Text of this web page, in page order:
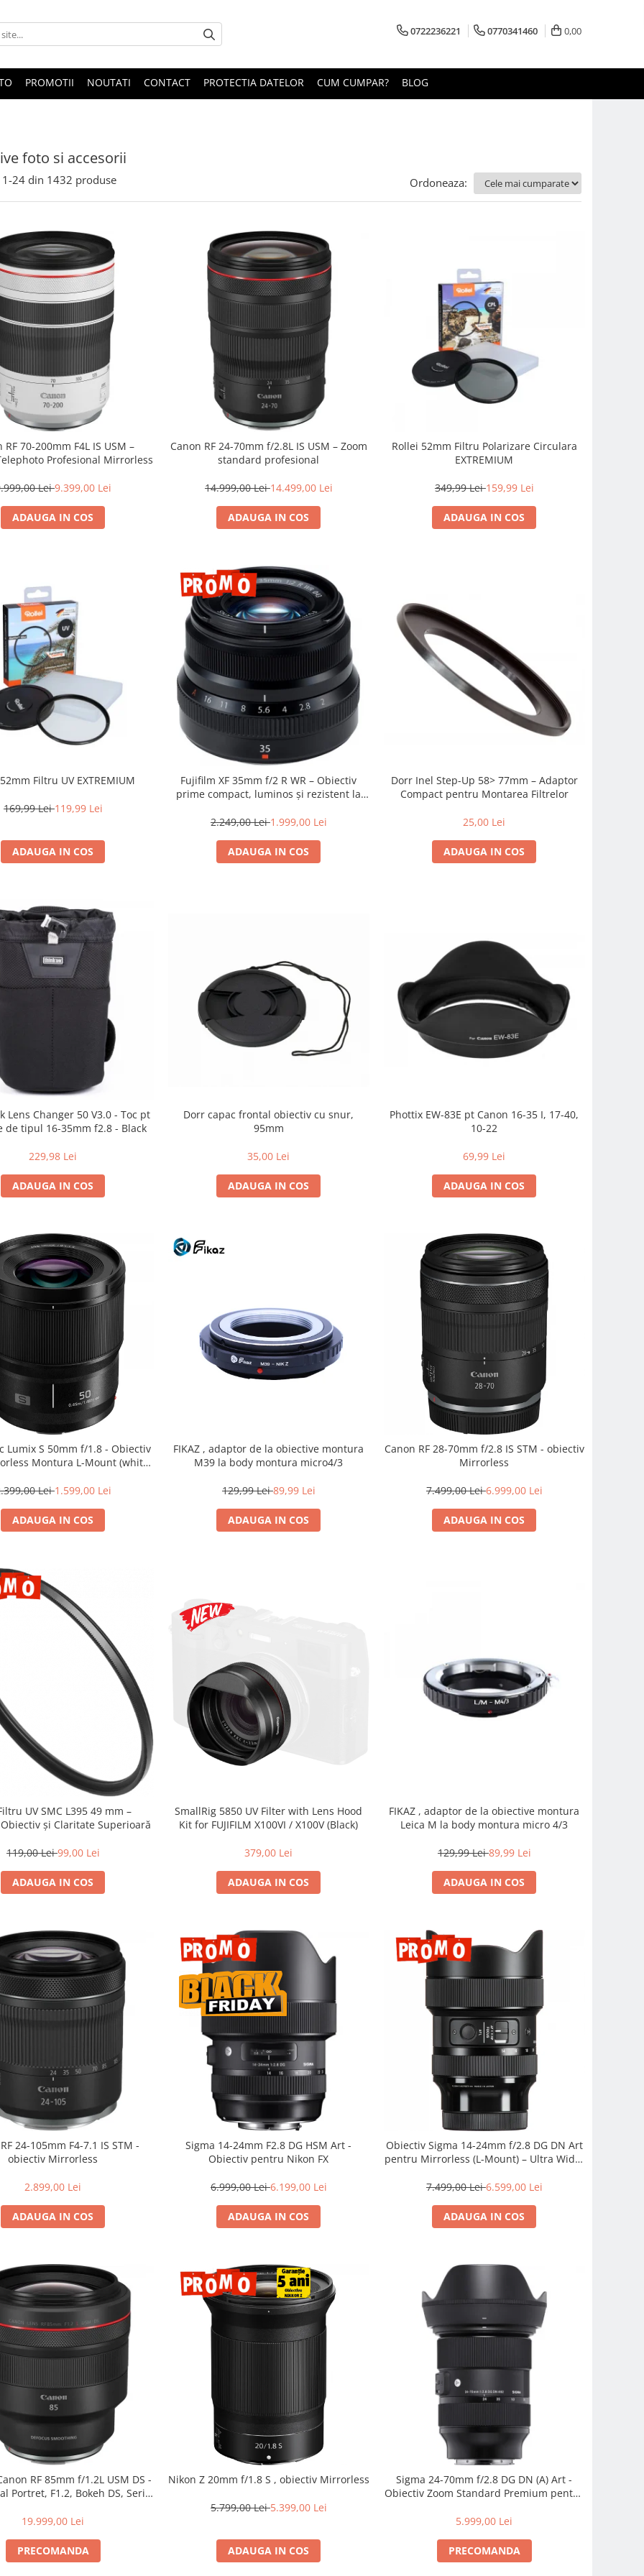
0722236221 0770341460 0,00
PROMOTII NOUTATI CONTACT PROTECTIA DATELOR CUM CUMPAR? BLOG
foto si accesorii
1-24 din 1432 produse Ordoneaza:
RF 70-200mm F4L IS USM –
Profesional Mirrorless
Lei9.399,00 Lei
ADAUGA IN COS
Canon RF 24-70mm f/2.8L IS USM – Zoom
standard profesional
14.999,00 Lei14.499,00 Lei
ADAUGA IN COS
Rollei 52mm Filtru Polarizare Circulara
EXTREMIUM
349,99 Lei159,99 Lei
ADAUGA IN COS
Filtru UV EXTREMIUM
169,99 Lei119,99 Lei
ADAUGA IN COS
Fujifilm XF 35mm f/2 R WR – Obiectiv
prime compact, luminos și rezistent la
2.249,00 Lei1.999,00 Lei
ADAUGA IN COS
Dorr Inel Step-Up 58> 77mm – Adaptor
Compact pentru Montarea Filtrelor
25,00 Lei
ADAUGA IN COS
Lens Changer 50 V3.0 - Toc pt
de tipul 16-35mm f2.8 - Black
229,98 Lei
ADAUGA IN COS
Dorr capac frontal obiectiv cu snur,
95mm
35,00 Lei
ADAUGA IN COS
Phottix EW-83E pt Canon 16-35 I, 17-40,
10-22
69,99 Lei
ADAUGA IN COS
Lumix S 50mm f/1.8 - Obiectiv
Montura L-Mount (white
Lei1.599,00 Lei
ADAUGA IN COS
FIKAZ , adaptor de la obiective montura
M39 la body montura micro4/3
129,99 Lei89,99 Lei
ADAUGA IN COS
Canon RF 28-70mm f/2.8 IS STM - obiectiv
Mirrorless
7.499,00 Lei6.999,00 Lei
ADAUGA IN COS
UV SMC L395 49 mm –
și Claritate Superioară
119,00 Lei99,00 Lei
ADAUGA IN COS
SmallRig 5850 UV Filter with Lens Hood
Kit for FUJIFILM X100VI / X100V (Black)
379,00 Lei
ADAUGA IN COS
FIKAZ , adaptor de la obiective montura
Leica M la body montura micro 4/3
129,99 Lei89,99 Lei
ADAUGA IN COS
24-105mm F4-7.1 IS STM -
obiectiv Mirrorless
2.899,00 Lei
ADAUGA IN COS
Sigma 14-24mm F2.8 DG HSM Art -
Obiectiv pentru Nikon FX
6.999,00 Lei6.199,00 Lei
ADAUGA IN COS
Obiectiv Sigma 14-24mm f/2.8 DG DN Art
pentru Mirrorless (L-Mount) – Ultra Wide,
7.499,00 Lei6.599,00 Lei
ADAUGA IN COS
RF 85mm f/1.2L USM DS -
Portret, F1.2, Bokeh DS, Seria
19.999,00 Lei
PRECOMANDA
Nikon Z 20mm f/1.8 S , obiectiv Mirrorless
5.799,00 Lei5.399,00 Lei
ADAUGA IN COS
Sigma 24-70mm f/2.8 DG DN (A) Art -
Obiectiv Zoom Standard Premium pentru
5.999,00 Lei
PRECOMANDA